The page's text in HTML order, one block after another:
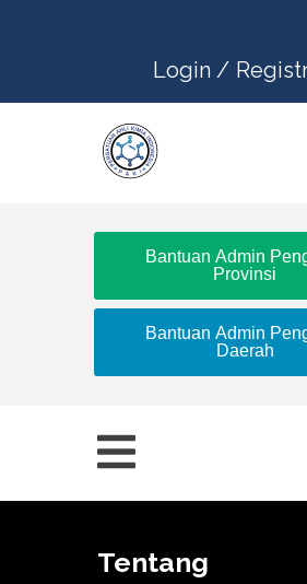
Login /
Bantuan Admin
Provinsi
Bantuan Admin
Daerah
Tentang